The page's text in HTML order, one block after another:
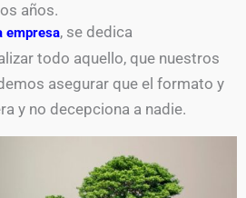
años.
empresa, se dedica
todo aquello, que nuestros
asegurar que el formato y
y no decepciona a nadie.